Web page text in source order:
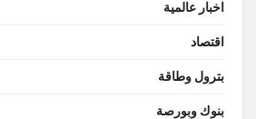
اخبار عالمية
اقتصاد
بترول وطاقة
بنوك وبورصة